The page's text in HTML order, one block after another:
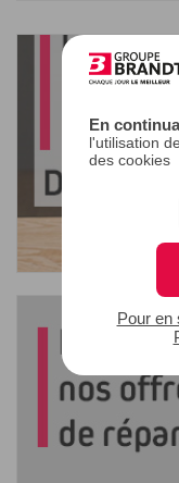
En
l'utilisation
des cookies
Pour en